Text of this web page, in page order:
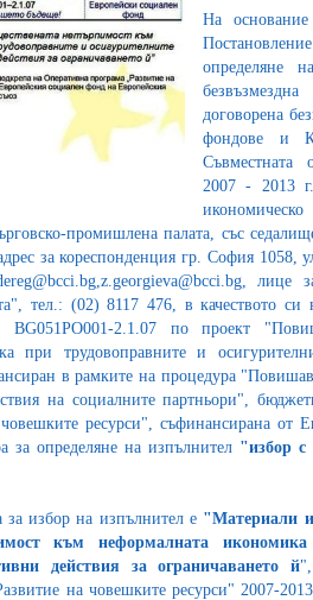
На
определяне
договорена
фондове и
Съвместната
2007 - 2013
промишлена палата, със
за кореспонденция гр. София
лице
тел.: (02) 8117 476, в качеството
2.1.07 по проект
при трудовоправните и
в рамките на процедура
на социалните партньори",
ресурси", съфинансирана от
за определяне на изпълнител "избор с
за избор на изпълнител е "Материали
към неформалната
действия за ограничаването й",
на човешките ресурси" 2007-